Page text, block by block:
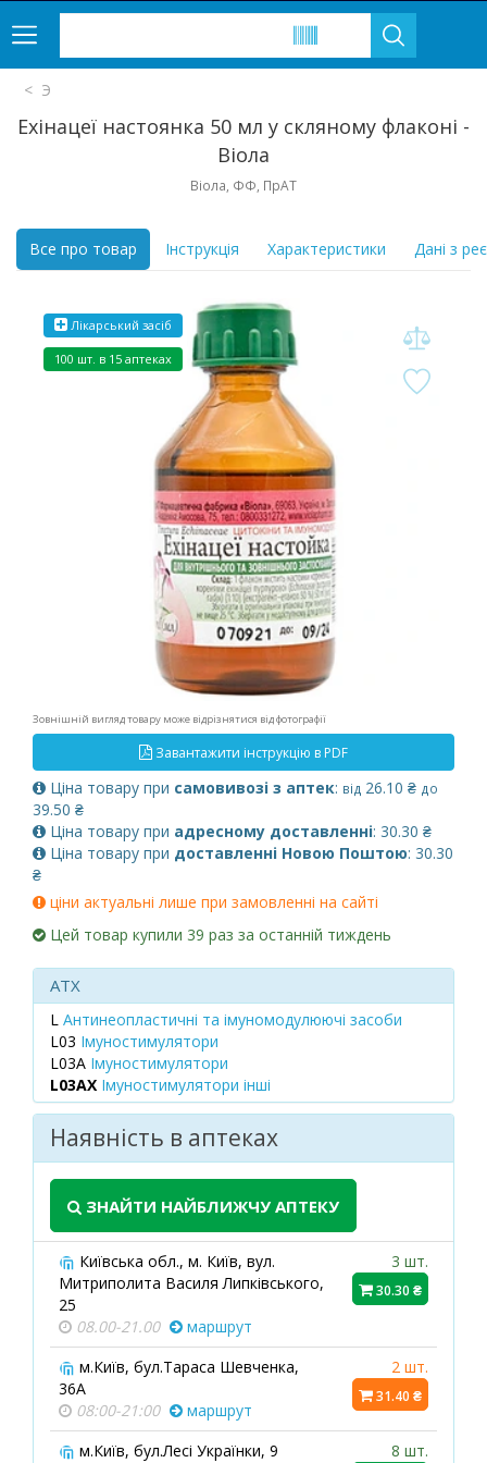
Э
Ехінацеї настоянка 50 мл у скляному флаконі -
Віола
Віола, ФФ, ПрАТ
Все про товар Інструкція Характеристики Дані з
Лікарський засіб
100 шт. в 15 аптеках
Зовнішній вигляд товару може відрізнятися від фотографії
Завантажити інструкцію в PDF
Ціна товару при самовивозі з аптек: від 26.10 ₴ до
39.50 ₴
Ціна товару при адресному доставленні: 30.30 ₴
Ціна товару при доставленні Новою Поштою: 30.30
₴
ціни актуальні лише при замовленні на сайті
Цей товар купили 39 раз за останній тиждень
ATX
L Антинеопластичні та імуномодулюючі засоби
L03 Імуностимулятори
L03A Імуностимулятори
L03AX Імуностимулятори інші
Наявність в аптеках
ЗНАЙТИ НАЙБЛИЖЧУ АПТЕКУ
Київська обл., м. Київ, вул.
Митриполита Василя Липківського,
25
08.00-21.00
маршрут
3 шт.
30.30 ₴
м.Київ, бул.Тараса Шевченка,
36А
08:00-21:00
маршрут
2 шт.
31.40 ₴
м.Київ, бул.Лесі Українки, 9
8 шт.